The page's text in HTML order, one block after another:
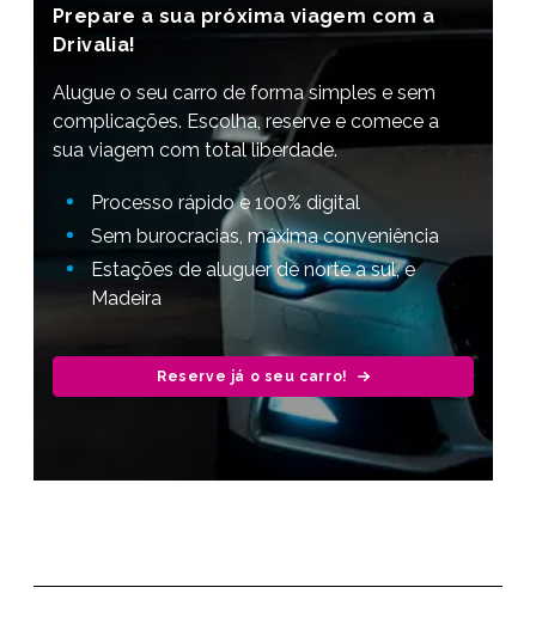
Prepare a sua próxima viagem com a
Drivalia!
Alugue o seu carro de forma simples e sem
complicações. Escolha, reserve e comece a
sua viagem com total liberdade.
Processo rápido e 100% digital
Sem burocracias, máxima conveniência
Estações de aluguer de norte a sul, e
Madeira
Reserve já o seu carro!